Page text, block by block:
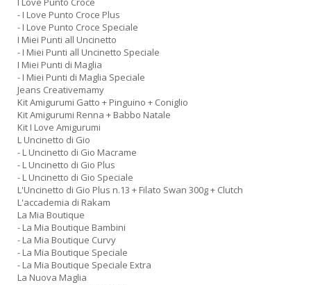
- I Love Punto Croce Plus
- I Love Punto Croce Speciale
I Miei Punti all Uncinetto
- I Miei Punti all Uncinetto Speciale
I Miei Punti di Maglia
- I Miei Punti di Maglia Speciale
Jeans Creativemamy
Kit Amigurumi Gatto + Pinguino + Coniglio
Kit Amigurumi Renna + Babbo Natale
Kit I Love Amigurumi
L Uncinetto di Gio
- L Uncinetto di Gio Macrame
- L Uncinetto di Gio Plus
- L Uncinetto di Gio Speciale
L'Uncinetto di Gio Plus n.13 + Filato Swan 300g + Clutch
L'accademia di Rakam
La Mia Boutique
- La Mia Boutique Bambini
- La Mia Boutique Curvy
- La Mia Boutique Speciale
- La Mia Boutique Speciale Extra
La Nuova Maglia